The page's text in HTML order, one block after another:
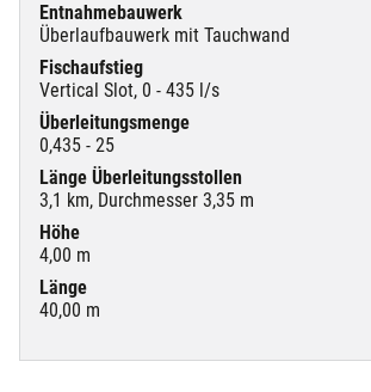
Entnahmebauwerk
Überlaufbauwerk mit Tauchwand
Fischaufstieg
Vertical Slot, 0 - 435 l/s
Überleitungsmenge
0,435 - 25
Länge Überleitungsstollen
3,1 km, Durchmesser 3,35 m
Höhe
4,00 m
Länge
40,00 m